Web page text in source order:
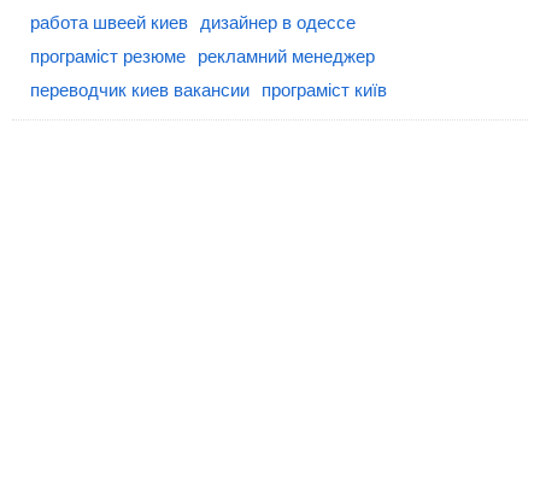
работа швеей киев
дизайнер в одессе
програміст резюме
рекламний менеджер
переводчик киев вакансии
програміст київ